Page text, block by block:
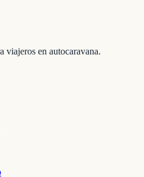
viajeros en autocaravana.